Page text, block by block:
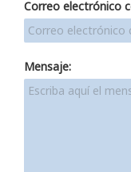
Correo electrónico
Mensaje: